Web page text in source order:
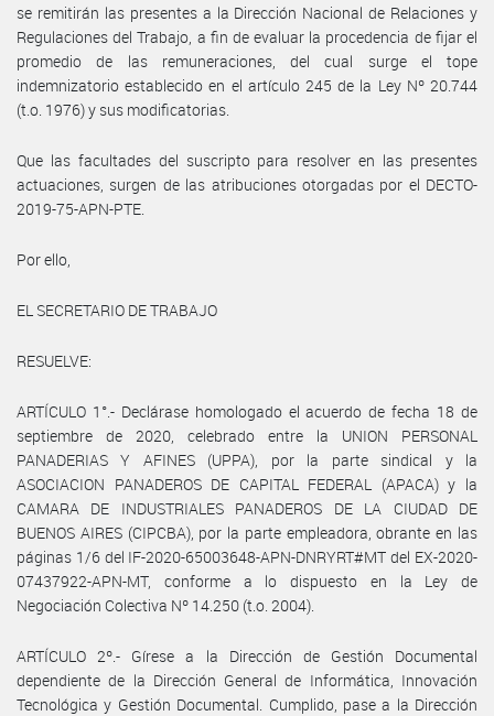
se remitirán las presentes a la Dirección Nacional de Relaciones y
Regulaciones del Trabajo, a fin de evaluar la procedencia de fijar el
promedio de las remuneraciones, del cual surge el tope
indemnizatorio establecido en el artículo 245 de la Ley Nº 20.744
(t.o. 1976) y sus modificatorias.
Que las facultades del suscripto para resolver en las presentes
actuaciones, surgen de las atribuciones otorgadas por el DECTO-
2019-75-APN-PTE.
Por ello,
EL SECRETARIO DE TRABAJO
RESUELVE:
ARTÍCULO 1°.- Declárase homologado el acuerdo de fecha 18 de
septiembre de 2020, celebrado entre la UNION PERSONAL
PANADERIAS Y AFINES (UPPA), por la parte sindical y la
ASOCIACION PANADEROS DE CAPITAL FEDERAL (APACA) y la
CAMARA DE INDUSTRIALES PANADEROS DE LA CIUDAD DE
BUENOS AIRES (CIPCBA), por la parte empleadora, obrante en las
páginas 1/6 del IF-2020-65003648-APN-DNRYRT#MT del EX-2020-
07437922-APN-MT, conforme a lo dispuesto en la Ley de
Negociación Colectiva Nº 14.250 (t.o. 2004).
ARTÍCULO 2º.- Gírese a la Dirección de Gestión Documental
dependiente de la Dirección General de Informática, Innovación
Tecnológica y Gestión Documental. Cumplido, pase a la Dirección